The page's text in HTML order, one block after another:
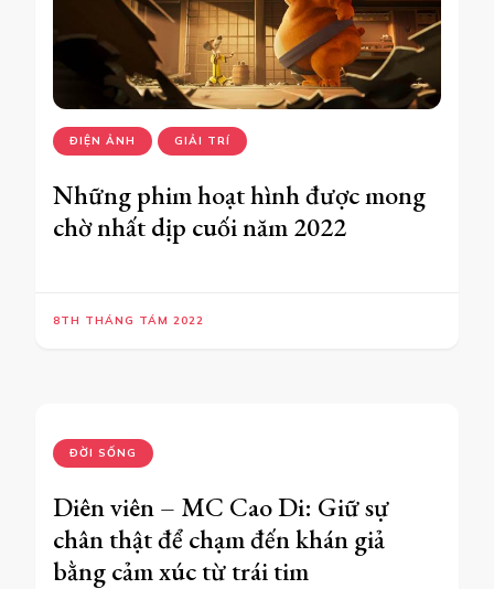
ĐIỆN ẢNH GIẢI TRÍ
Những phim hoạt hình được mong
chờ nhất dịp cuối năm 2022
8TH THÁNG TÁM 2022
ĐỜI SỐNG
Diên viên – MC Cao Di: Giữ sự
chân thật để chạm đến khán giả
bằng cảm xúc từ trái tim